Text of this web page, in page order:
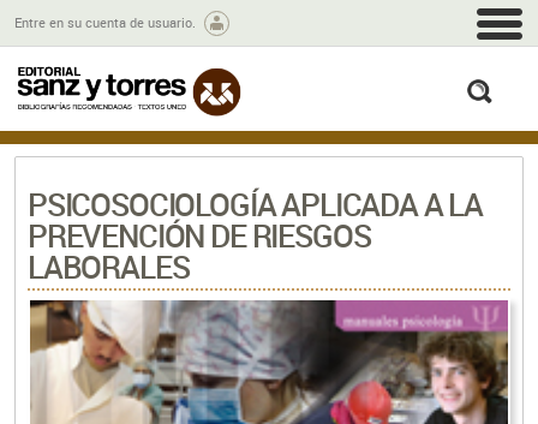
Entre en su cuenta de usuario.
PSICOSOCIOLOGÍA APLICADA A LA
PREVENCIÓN DE RIESGOS
LABORALES